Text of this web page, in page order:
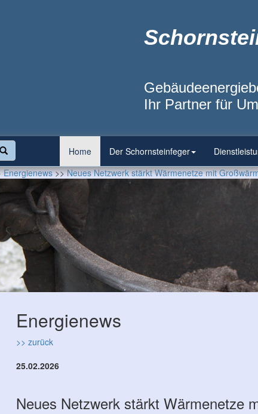
Ihr Partner für
Home Der Schornsteinfeger
Energienews>>Neues Netzwerk stärkt Wärmenetze mit
Energienews
>> zurück
25.02.2026
Neues Netzwerk stärkt Wärmenetze